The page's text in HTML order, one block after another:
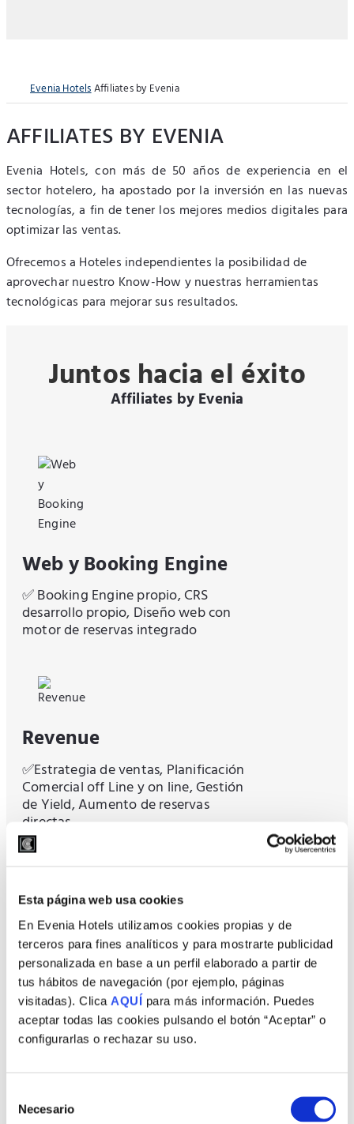
Esta página web usa cookies
En Evenia Hotels utilizamos cookies propias y de
terceros para fines analíticos y para mostrarte publicidad
personalizada en base a un perfil elaborado a partir de
tus hábitos de navegación (por ejemplo, páginas
visitadas). Clica AQUÍ para más información. Puedes
aceptar todas las cookies pulsando el botón “Aceptar” o
configurarlas o rechazar su uso.
Necesario
Evenia HotelsAffiliates by Evenia
AFFILIATES BY EVENIA
Evenia Hotels, con más de 50 años de experiencia en el
sector hotelero, ha apostado por la inversión en las nuevas
tecnologías, a fin de tener los mejores medios digitales para
optimizar las ventas.
Ofrecemos a Hoteles independientes la posibilidad de
aprovechar nuestro Know-How y nuestras herramientas
tecnológicas para mejorar sus resultados.
Juntos hacia el éxito
Affiliates by Evenia
Web y Booking Engine
✅ Booking Engine propio, CRS
desarrollo propio, Diseño web con
motor de reservas integrado
Revenue
✅Estrategia de ventas, Planificación
Comercial off Line y on line, Gestión
de Yield, Aumento de reservas
directas
✅Rate Parity, ChatBot integrado en
web, Informes & Estadísticas
Marketing Digital
PPC/SEO, Gestión de RRSS, Gestión
Reputación Online, Email Marketing